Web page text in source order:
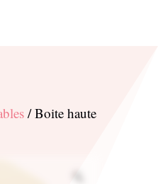
/ Boite haute